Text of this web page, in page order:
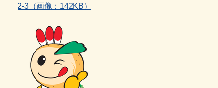
2‐3（画像：142KB）